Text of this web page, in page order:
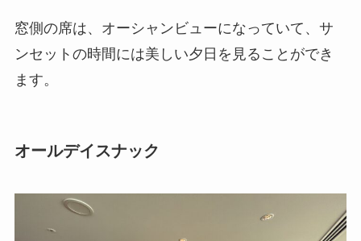
窓側の席は、オーシャンビューになっていて、サ
ンセットの時間には美しい夕日を見ることができ
ます。
オールデイスナック